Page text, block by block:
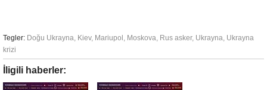
Tegler: Doğu Ukrayna, Kiev, Mariupol , Moskova, Rus asker, Ukrayna, Ukrayna
krizi
İligili haberler: